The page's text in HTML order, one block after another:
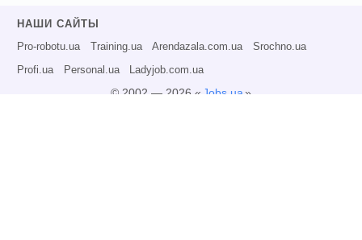
НАШИ САЙТЫ
Pro-robotu.ua Training.ua Arendazala.com.ua Srochno.ua
Profi.ua Personal.ua Ladyjob.com.ua
© 2002 — 2026 « Jobs.ua»